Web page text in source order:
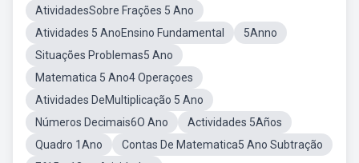
AtividadesSobre Frações 5 Ano
Atividades 5 AnoEnsino Fundamental
5Anno
Situações Problemas5 Ano
Matematica 5 Ano4 Operaçoes
Atividades DeMultiplicação 5 Ano
Números Decimais6O Ano
Actividades 5Años
Quadro 1Ano
Contas De Matematica5 Ano Subtração